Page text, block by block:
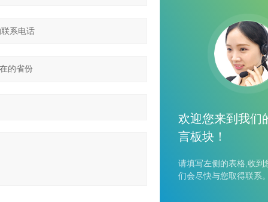
欢迎您来到我们
言板块！
请填写左侧的表格,收到
们会尽快与您取得联系